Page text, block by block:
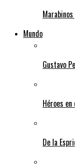
Mundo
Gustavo
Héroes
De la